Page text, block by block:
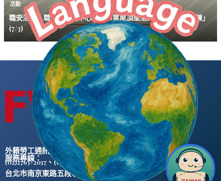
活動
職安活動｜職安署南區中心「製造業屋頂墜落災害預防教育訓練」
(7/3)
外籍勞工通訊社版權所有 ©
服務專線：
(02)2763-2037 、(02)2765-0906
台北市南京東路五段47號5樓之2